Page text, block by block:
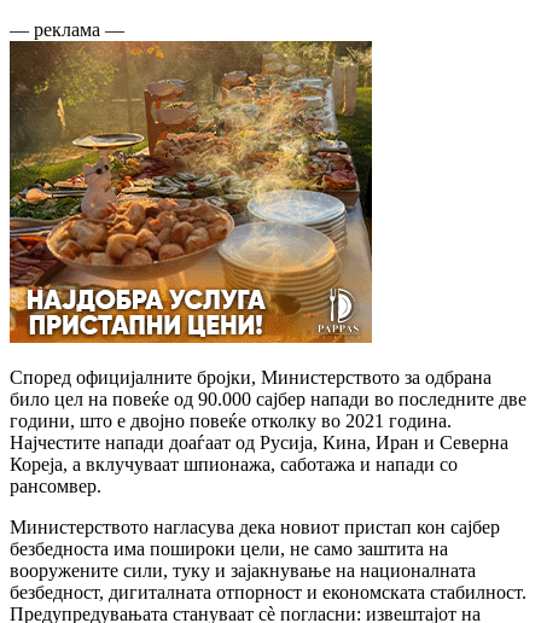
— реклама —
Според официјалните бројки, Министерството за одбрана
било цел на повеќе од 90.000 сајбер напади во последните две
години, што е двојно повеќе отколку во 2021 година.
Најчестите напади доаѓаат од Русија, Кина, Иран и Северна
Кореја, а вклучуваат шпионажа, саботажа и напади со
рансомвер.
Министерството нагласува дека новиот пристап кон сајбер
безбедноста има пошироки цели, не само заштита на
вооружените сили, туку и зајакнување на националната
безбедност, дигиталната отпорност и економската стабилност.
Предупредувањата стануваат сè погласни: извештајот на